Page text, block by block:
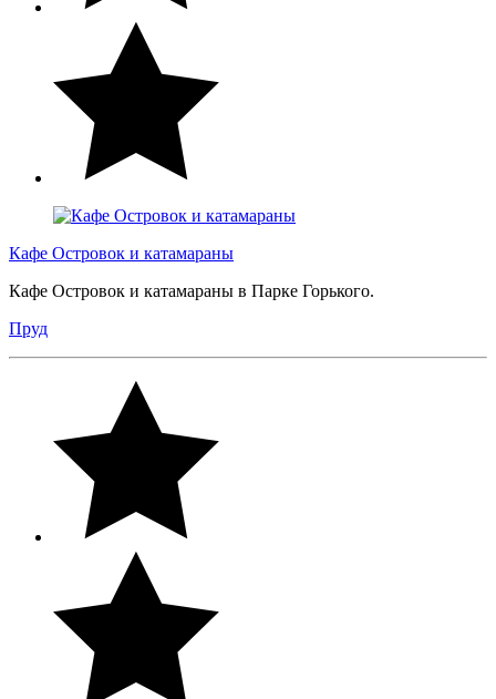
Кафе Островок и катамараны
Кафе Островок и катамараны в Парке Горького.
Пруд